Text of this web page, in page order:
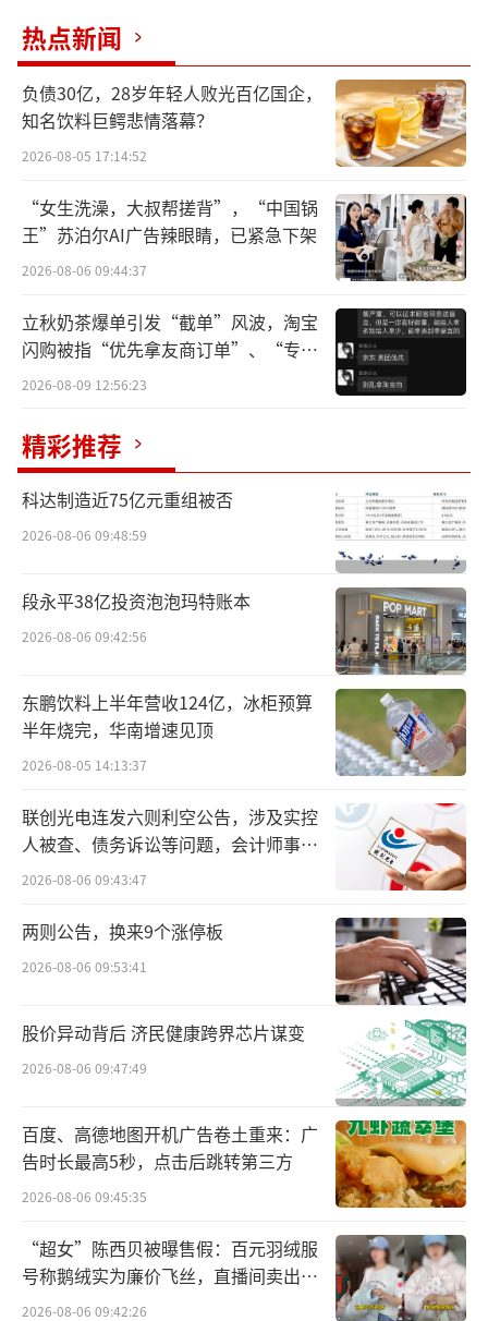
白酒价格倒挂，在价格带上，中高端影响
更大；在品类上，酱酒是重灾区。
以习酒系列产品为例，习酒君品建议零售
价为1498元/瓶，但在线上平台，习酒君品单瓶
售价1000元左右，有的甚至降至960元；习酒1
988建议零售价为898元/瓶，线上平台价格则在
500元上下。
老名酒也同样出现价格倒挂，古井贡酒52
度年份原浆古20官方商城原价为1299元，而在
天猫、京东等平台，古20的单瓶价格为700元左
右，“618”期间更是降至600元左右。
白酒价格倒挂，最根本的解释还是供需关
系。
一方面，是近年来名酒企业不断进行产能
扩充。按中国酒业协会理事长宋书玉在今年3月
份分享的一项数据显示，2022年各白酒企业共
宣布了近50个扩产项目，涉及资金不少于2000
亿元，扩充产能百万吨。以白酒行业目前产能
规模来看，这部分新增产能占到16%-20%。
热点新闻
负债30亿，28岁年轻人败光百亿国企，
知名饮料巨鳄悲情落幕？
2026-08-05 17:14:52
“女生洗澡，大叔帮搓背”，“中国锅
王”苏泊尔AI广告辣眼睛，已紧急下架
2026-08-06 09:44:37
立秋奶茶爆单引发“截单”风波，淘宝
闪购被指“优先拿友商订单”、“专挑
贵的拿”
2026-08-09 12:56:23
精彩推荐
科达制造近75亿元重组被否
2026-08-06 09:48:59
段永平38亿投资泡泡玛特账本
2026-08-06 09:42:56
东鹏饮料上半年营收124亿，冰柜预算
半年烧完，华南增速见顶
2026-08-05 14:13:37
联创光电连发六则利空公告，涉及实控
人被查、债务诉讼等问题，会计师事务
所曾出具“保留意见”
2026-08-06 09:43:47
两则公告，换来9个涨停板
2026-08-06 09:53:41
股价异动背后 济民健康跨界芯片谋变
2026-08-06 09:47:49
百度、高德地图开机广告卷土重来：广
告时长最高5秒，点击后跳转第三方
2026-08-06 09:45:35
“超女”陈西贝被曝售假：百元羽绒服
号称鹅绒实为廉价飞丝，直播间卖出超
百万元
2026-08-06 09:42:26